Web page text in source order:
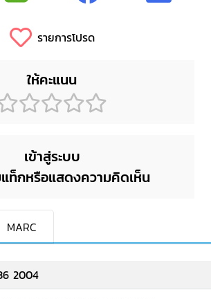
รายการโปรด
ให้คะแนน
เข้าสู่ระบบ
ท็กหรือแสดงความคิดเห็น
MARC
2004